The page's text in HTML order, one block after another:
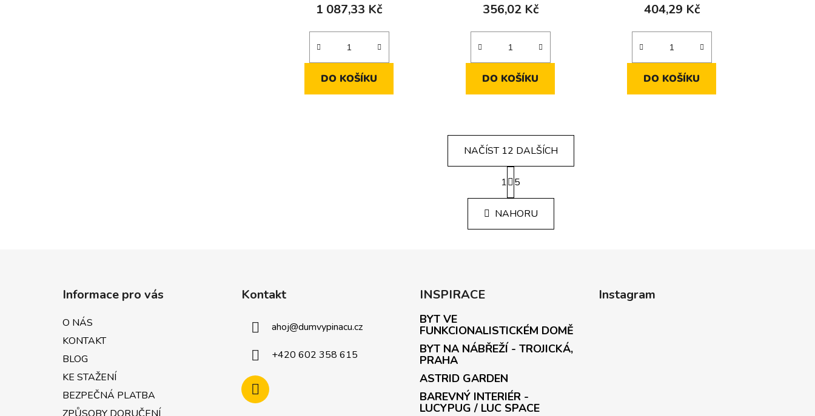
1 087,33 Kč
DO KOŠÍKU
356,02 Kč
DO KOŠÍKU
404,29 Kč
DO KOŠÍKU
O
v
l
á
k
y
p
i
NAČÍST 12 DALŠÍCH
S
t
r
n
k
1 5
NAHORU
Informace pro vás
O NÁS
KONTAKT
BLOG
KE STAŽENÍ
BEZPEČNÁ PLATBA
ZPŮSOBY DORUČENÍ
Kontakt
ahoj@dumvypinacu.cz
+420 602 358 615
INSPIRACE
BYT VE
FUNKCIONALISTICKÉM DOMĚ
BYT NA NÁBŘEŽÍ - TROJICKÁ,
PRAHA
ASTRID GARDEN
BAREVNÝ INTERIÉR -
LUCYPUG / LUC SPACE
Instagram